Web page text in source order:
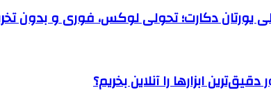
یورتان دکارت؛ تحولی لوکس، فوری و بدون
ابزارها را آنلاین بخریم؟